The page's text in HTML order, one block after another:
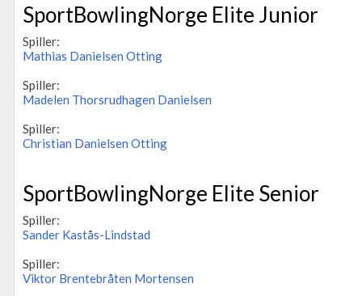
SportBowlingNorge Elite Junior
Spiller:
Mathias Danielsen Otting
Spiller:
Madelen Thorsrudhagen Danielsen
Spiller:
Christian Danielsen Otting
SportBowlingNorge Elite Senior
Spiller:
Sander Kastås-Lindstad
Spiller:
Viktor Brentebråten Mortensen